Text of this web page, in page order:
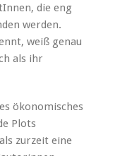
die eng
werden.
weiß genau
als ihr
ökonomisches
Plots
zurzeit eine